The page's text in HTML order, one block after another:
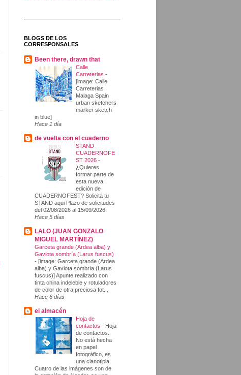
BLOGS DE LOS
CORRESPONSALES
Been there, drawn that
Calle
Carreterias -
[image: Calle
Carreterias
Malaga Spain
urban sketchers
marker sketch
in blue]
Hace 1 día
de vuelta con el cuaderno
STAND
CUADERNOFE
ST 2026 -
¿Quieres
formar parte de
esta nueva
edición de
CUADERNOFEST? Solicita tu
STAND aqui Plazo de solicitudes
del 02/08/2026 al 15/09/2026.
Hace 5 días
LALO (JUAN GONZALO
MIGUEL MARTÍNEZ)
Garceta grande (Ardea alba) y
Gaviota sombría (Larus fuscus)
- [image: Garceta grande (Ardea
alba) y Gaviota sombría (Larus
fuscus)] Apunte realizado con
tinta china indeleble y rotuladores
de color de otra preciosa fot...
Hace 6 días
el almacén
Hoja de
contactos - Hoja
de contactos.
No está hecha
en papel
fotográfico, es
una cianotipia.
Cuatro de las imágenes son de